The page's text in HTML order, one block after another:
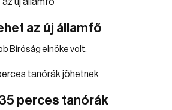
az új államfő
Bíróság elnöke volt.
perces tanórák